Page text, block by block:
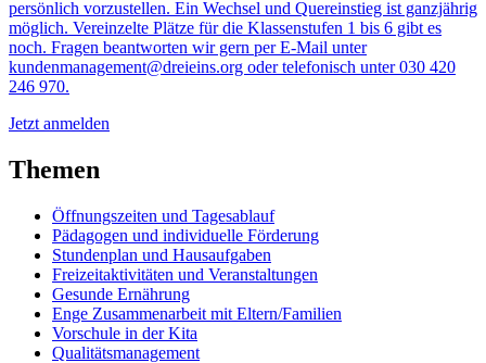
persönlich vorzustellen. Ein Wechsel und Quereinstieg ist ganzjährig
möglich. Vereinzelte Plätze für die Klassenstufen 1 bis 6 gibt es
noch. Fragen beantworten wir gern per E-Mail unter
kundenmanagement@dreieins.org oder telefonisch unter 030 420
246 970.
Jetzt anmelden
Themen
Öffnungszeiten und Tagesablauf
Pädagogen und individuelle Förderung
Stundenplan und Hausaufgaben
Freizeitaktivitäten und Veranstaltungen
Gesunde Ernährung
Enge Zusammenarbeit mit Eltern/Familien
Vorschule in der Kita
Qualitätsmanagement